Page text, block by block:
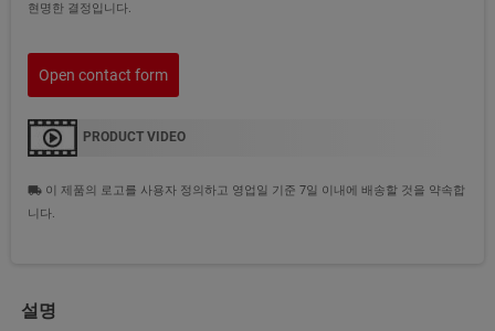
현명한 결정입니다.
Open contact form
PRODUCT VIDEO
local_shipping 이 제품의 로고를 사용자 정의하고 영업일 기준 7일 이내에 배송할 것을 약속합
니다.
설명